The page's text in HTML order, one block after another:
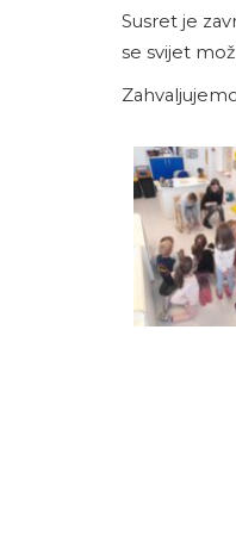
Susret je
se svijet